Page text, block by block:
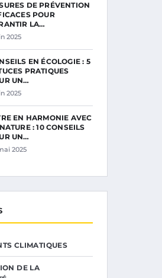
DE PRÉVENTION
POUR
LA…
2025
EN ÉCOLOGIE : 5
PRATIQUES
UN…
2025
EN HARMONIE AVEC
: 10 CONSEILS
UN…
2025
CLIMATIQUES
DE LA